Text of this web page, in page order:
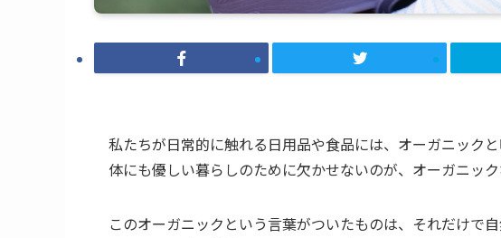
私たちが日常的に触れる日用品や食品には、オーガニック
体にも優しい暮らしのために欠かせないのが、オーガニック
このオーガニックという言葉がついたものは、それだけで